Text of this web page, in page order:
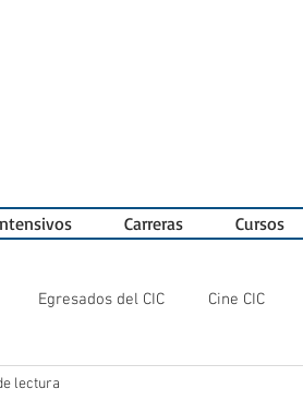
Carreras Cursos
Egresados del CIC Cine CIC
exposiciones
lectura